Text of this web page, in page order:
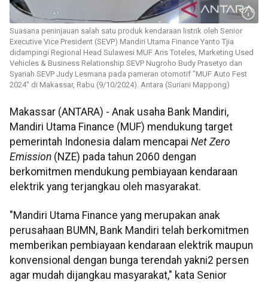
Suasana peninjauan salah satu produk kendaraan listrik oleh Senior
Executive Vice President (SEVP) Mandiri Utama Finance Yanto Tjia
didampingi Regional Head Sulawesi MUF Aris Toteles, Marketing Used
Vehicles & Business Relationship SEVP Nugroho Budy Prasetyo dan
Syariah SEVP Judy Lesmana pada pameran otomotif "MUF Auto Fest
2024" di Makassar, Rabu (9/10/2024). Antara (Suriani Mappong)
Makassar (ANTARA) - Anak usaha Bank Mandiri,
Mandiri Utama Finance (MUF) mendukung target
pemerintah Indonesia dalam mencapai Net Zero
Emission (NZE) pada tahun 2060 dengan
berkomitmen mendukung pembiayaan kendaraan
elektrik yang terjangkau oleh masyarakat.
"Mandiri Utama Finance yang merupakan anak
perusahaan BUMN, Bank Mandiri telah berkomitmen
memberikan pembiayaan kendaraan elektrik maupun
konvensional dengan bunga terendah yakni2 persen
agar mudah dijangkau masyarakat," kata Senior